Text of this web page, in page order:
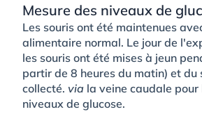
Mesure des niveaux de
Les souris ont été maintenues
alimentaire normal. Le jour de
les souris ont été mises à jeun
partir de 8 heures du matin) et du
collecté. via la veine caudale pour
niveaux de glucose.